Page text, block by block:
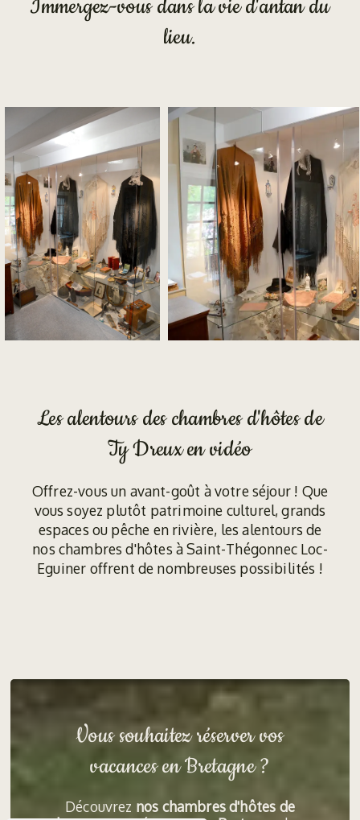
Immergez-vous dans la vie d'antan du
lieu.
Les alentours des chambres d'hôtes de
Ty Dreux en vidéo
Offrez-vous un avant-goût à votre séjour ! Que
vous soyez plutôt patrimoine culturel, grands
espaces ou pêche en rivière, les alentours de
nos chambres d'hôtes à Saint-Thégonnec Loc-
Eguiner offrent de nombreuses possibilités !
Vous souhaitez réserver vos
vacances en Bretagne ?
Découvrez nos chambres d'hôtes de